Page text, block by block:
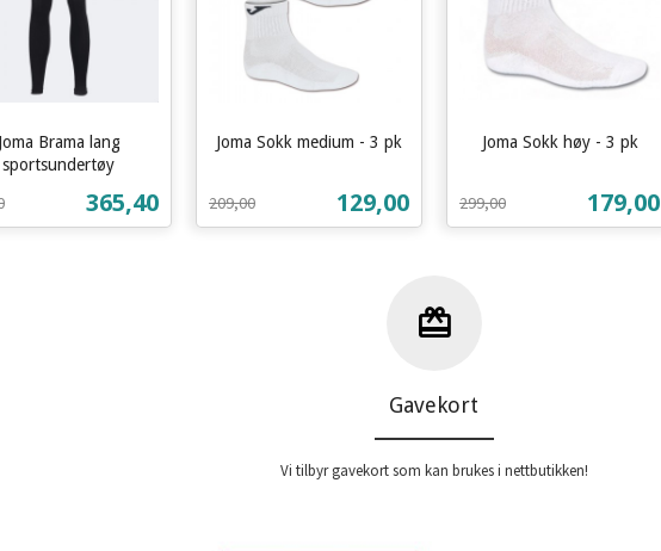
Joma Brama lang
sportsundertøy
Tilbud
365,40
Joma Sokk medium - 3 pk
Tilbud
129,00
209,00
Joma Sokk høy - 3 pk
Tilbud
179,00
299,00
Gavekort
Vi tilbyr gavekort som kan brukes i nettbutikken!